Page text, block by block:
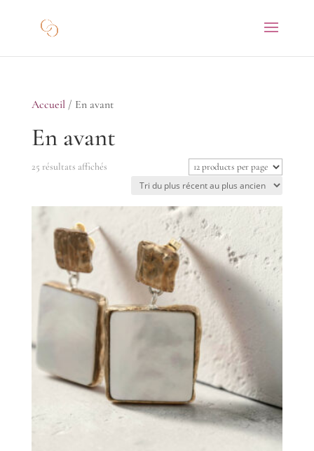
Accueil/ En avant
En avant
25 résultats affichésTrié
plus
au
plus